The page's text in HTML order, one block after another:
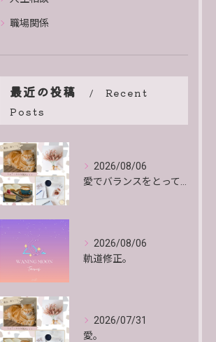
職場関係
最近の投稿
Recent
Posts
2026/08/06
2026/08/06
軌道修正。
2026/07/31
愛。